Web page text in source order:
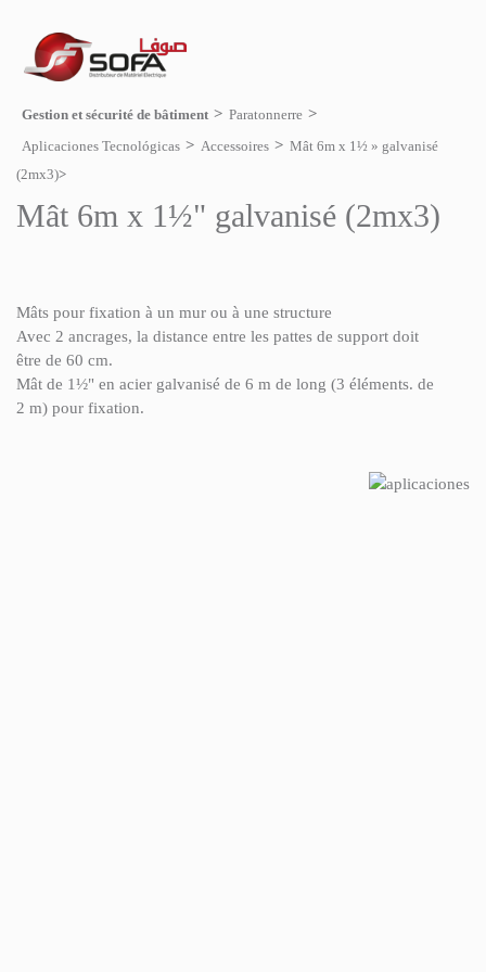
Gestion et sécurité de bâtiment
Paratonnerre
Aplicaciones Tecnológicas
Accessoires
Mât 6m x 1½ » galvanisé
(2mx3)
Mât 6m x 1½" galvanisé (2mx3)
Mâts pour fixation à un mur ou à une structure
Avec 2 ancrages, la distance entre les pattes de support doit
être de 60 cm.
Mât de 1½" en acier galvanisé de 6 m de long (3 éléments. de
2 m) pour fixation.